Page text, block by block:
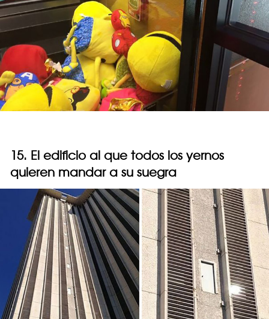
15. El edificio al que todos los yernos
quieren mandar a su suegra